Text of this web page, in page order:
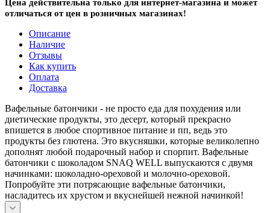
Цена действительна только для интернет-магазина и может
отличаться от цен в розничных магазинах!
Описание
Наличие
Отзывы
Как купить
Оплата
Доставка
Вафельные батончики - не просто еда для похудения или
диетические продукты, это десерт, который прекрасно
впишется в любое спортивное питание и пп, ведь это
продукты без глютена. Это вкусняшки, которые великолепно
дополнят любой подарочный набор и спорпит. Вафельные
батончики с шоколадом SNAQ WELL выпускаются с двумя
начинками: шоколадно-ореховой и молочно-ореховой.
Попробуйте эти потрясающие вафельные батончики,
насладитесь их хрустом и вкуснейшей нежной начинкой!